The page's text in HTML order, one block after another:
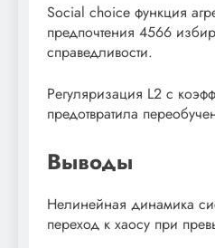
Social choice функция
предпочтения 4566
справедливости.
Регуляризация L2 с
предотвратила
Выводы
Нелинейная динамика
переход к хаосу при